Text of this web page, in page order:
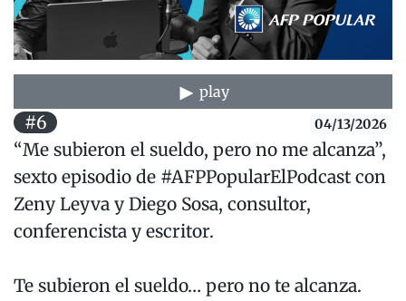
play
#6 04/13/2026
“Me subieron el sueldo, pero no me alcanza”,
sexto episodio de #AFPPopularElPodcast con
Zeny Leyva y Diego Sosa, consultor,
conferencista y escritor.
Te subieron el sueldo… pero no te alcanza.